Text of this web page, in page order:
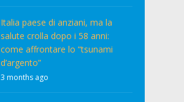
Italia paese di anziani, ma la
salute crolla dopo i 58 anni:
come affrontare lo “tsunami
d’argento”
3 months ago